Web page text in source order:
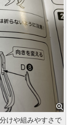
けや組みやすさで